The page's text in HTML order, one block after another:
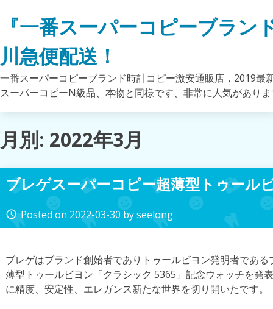
『一番スーパーコピーブラ
川急便配送！
一番スーパーコピーブランド時計コピー激安通販店，2019
スーパーコピーN級品、本物と同様です、非常に人気があり
月別: 2022年3月
ブレゲスーパーコピー超薄型トゥール
access_time Posted on 2022-03-30 byseelong
ブレゲはブランド創始者でありトゥールビヨン発明者であ
薄型トゥールビヨン「クラシック 5365」記念ウォッチを発
に精度、安定性、エレガンス新たな世界を切り開いたです。